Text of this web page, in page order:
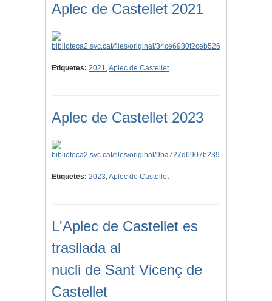
Aplec de Castellet 2021
Etiquetes: 2021,Aplec de Castellet
Aplec de Castellet 2023
Etiquetes: 2023,Aplec de Castellet
L'Aplec de Castellet es
trasllada al
nucli de Sant Vicenç de
Castellet